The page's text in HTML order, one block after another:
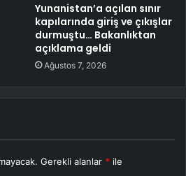
Yunanistan’a açılan sınır
kapılarında giriş ve çıkışlar
durmuştu… Bakanlıktan
açıklama geldi
Ağustos 7, 2026
Gerekli alanlar * ile